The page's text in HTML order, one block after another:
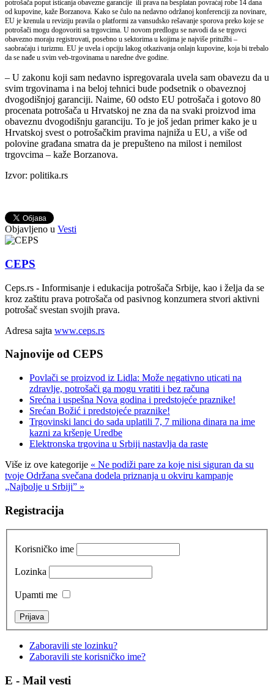
potrošača poput isticanja obavezne garancije ili prava na besplatan povraćaj robe 14 dana
od kupovine, kaže Borzanova. Kako se čulo na nedavno održanoj konferenciji za novinare,
EU je krenula u reviziju pravila o platformi za vansudsko rešavanje sporova preko koje se
potrošači mogu dogovoriti sa trgovcima. U novom predlogu se navodi da se trgovci
obavezno moraju registrovati, posebno u sektorima u kojima je najviše pritužbi –
saobraćaju i turizmu. EU je uvela i opciju lakog otkazivanja onlajn kupovine, koja bi trebalo
da se nađe u svim veb-trgovinama u naredne dve godine.
– U zakonu koji sam nedavno ispregovarala uvela sam obavezu da u
svim trgovinama i na beloj tehnici bude podsetnik o obaveznoj
dvogodišnjoj garanciji. Naime, 60 odsto EU potrošača i gotovo 80
procenata potrošača u Hrvatskoj ne zna da na svaki proizvod ima
obaveznu dvogodišnju garanciju. To je još jedan primer kako je u
Hrvatskoj svest o potrošačkim pravima najniža u EU, a više od
polovine građana smatra da je prepušteno na milost i nemilost
trgovcima – kaže Borzanova.
Izvor: politika.rs
Objavljeno u Vesti
CEPS
Ceps.rs - Informisanje i edukacija potrošača Srbije, kao i želja da se
kroz zaštitu prava potrošača od pasivnog konzumera stvori aktivni
potrošač svestan svojih prava.
Adresa sajta www.ceps.rs
Najnovije od CEPS
Povlači se proizvod iz Lidla: Može negativno uticati na
zdravlje, potrošači ga mogu vratiti i bez računa
Srećna i uspešna Nova godina i predstojeće praznike!
Srećan Božić i predstojeće praznike!
Trgovinski lanci do sada uplatili 7, 7 miliona dinara na ime
kazni za kršenje Uredbe
Elektronska trgovina u Srbiji nastavlja da raste
Više iz ove kategorije « Ne po­di­ži pa­re za ko­je ni­si si­gu­ran da su
tvo­je Održana svečana dodela priznanja u okviru kampanje
„Najbolje u Srbiji” »
Registracija
Korisničko ime
Lozinka
Upamti me
Zaboravili ste lozinku?
Zaboravili ste korisničko ime?
E - Mail vesti